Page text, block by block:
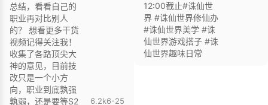
总结，看看自己的
职业再对比别人
的？ 想看更多干货
视频记得关注我！
收集了各路顶尖大
神的意见，目前技
改只是一个小方
向，职业到底孰强
孰弱，还是要等S2
6.2k6-25
12:00截止#诛仙世
界 #诛仙世界修仙办
#诛仙世界美学 #诛
仙世界游戏搭子 #诛
仙世界趣味日常